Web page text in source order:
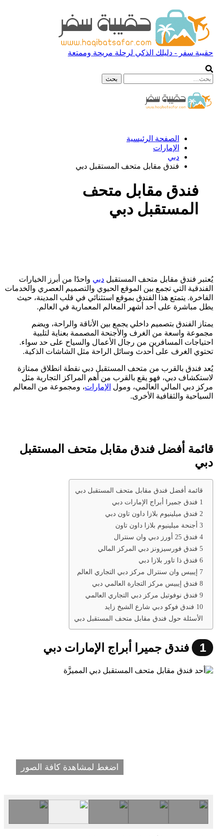
حقيبة سفر - دليلك الذكي لرحلة مريحة وممتعة
الصفحة الرئيسية
الإمارات
دبي
فندق مقابل متحف المستقبل دبي
فندق مقابل متحف
المستقبل دبي
يُعتبر فندق مقابل متحف المستقبل دبي واحدًا من أبرز الخيارات
الفندقية التي تجمع بين الموقع الحيوي والتصميم العصري والخدمات
الفاخرة. يتمتع هذا الفندق بموقع استثنائي في قلب المدينة، حيث
يطل مباشرة على أحد أشهر المعالم المعمارية في العالم.
يمتاز الفندق بتصميم داخلي يجمع بين الأناقة والراحة، ويضم
مجموعة واسعة من الغرف والأجنحة المصممة بعناية لتلبية
احتياجات المسافرين من رجال الأعمال والسياح على حد سواء.
تحتوي الغرف على أحدث وسائل الراحة مثل الشاشات الذكية.
يُعد فندق بالقرب من متحف المستقبل دبي نقطة انطلاق ممتازة
لاستكشاف دبي، فهو يقع بالقرب من أهم المراكز التجارية مثل
مركز دبي المالي العالمي، ومول الإمارات، ومجموعة من المعالم
السياحية والثقافية الأخرى.
قائمة أفضل فندق مقابل متحف المستقبل
دبي
قائمة أفضل فندق مقابل متحف المستقبل دبي
1 فندق جميرا أبراج الإمارات دبي
2 فندق ميلينيوم بلازا داون تاون دبي
3 أجنحة ميلينيوم بلازا داون تاون
4 فندق 25 أورز دبي وان سنترال
5 فندق فورسيزونز دبي المركز المالي
6 فندق ذا تاور بلازا دبي
7 إيبيس وان سنترال مركز دبي التجاري العالم
8 فندق إيبيس مركز التجارة العالمي دبي
9 فندق نوفوتيل مركز دبي التجاري العالمي
10 فندق فوكو دبي شارع الشيخ زايد
الأسئلة حول فندق مقابل متحف المستقبل دبي
1 فندق جميرا أبراج الإمارات دبي
اضغط لمشاهدة كافة الصور